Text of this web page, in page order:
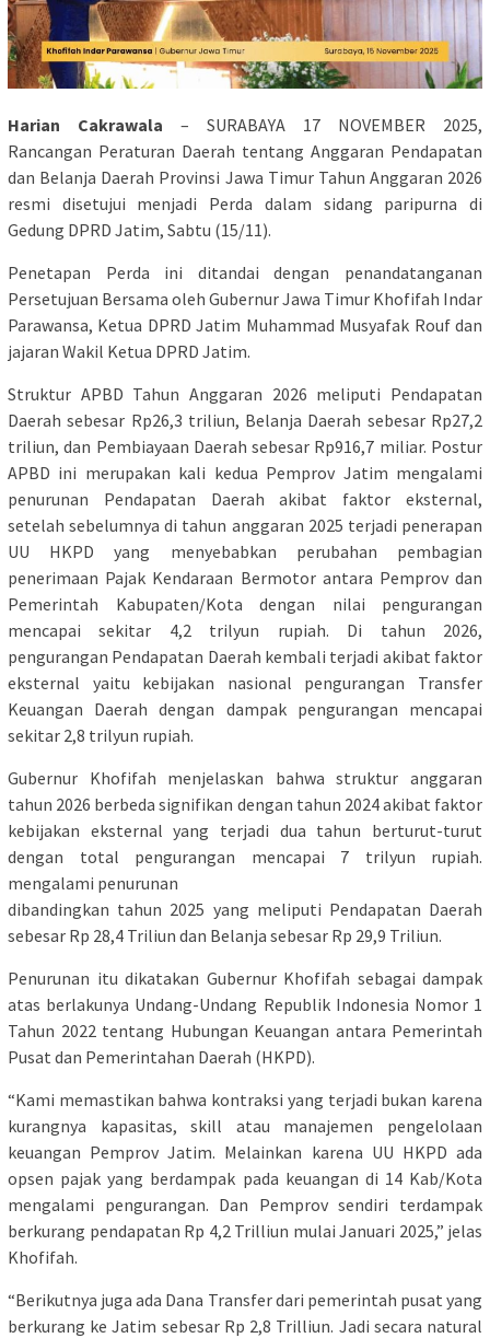
Harian Cakrawala – SURABAYA 17 NOVEMBER 2025,
Rancangan Peraturan Daerah tentang Anggaran Pendapatan
dan Belanja Daerah Provinsi Jawa Timur Tahun Anggaran 2026
resmi disetujui menjadi Perda dalam sidang paripurna di
Gedung DPRD Jatim, Sabtu (15/11).
Penetapan Perda ini ditandai dengan penandatanganan
Persetujuan Bersama oleh Gubernur Jawa Timur Khofifah Indar
Parawansa, Ketua DPRD Jatim Muhammad Musyafak Rouf dan
jajaran Wakil Ketua DPRD Jatim.
Struktur APBD Tahun Anggaran 2026 meliputi Pendapatan
Daerah sebesar Rp26,3 triliun, Belanja Daerah sebesar Rp27,2
triliun, dan Pembiayaan Daerah sebesar Rp916,7 miliar. Postur
APBD ini merupakan kali kedua Pemprov Jatim mengalami
penurunan Pendapatan Daerah akibat faktor eksternal,
setelah sebelumnya di tahun anggaran 2025 terjadi penerapan
UU HKPD yang menyebabkan perubahan pembagian
penerimaan Pajak Kendaraan Bermotor antara Pemprov dan
Pemerintah Kabupaten/Kota dengan nilai pengurangan
mencapai sekitar 4,2 trilyun rupiah. Di tahun 2026,
pengurangan Pendapatan Daerah kembali terjadi akibat faktor
eksternal yaitu kebijakan nasional pengurangan Transfer
Keuangan Daerah dengan dampak pengurangan mencapai
sekitar 2,8 trilyun rupiah.
Gubernur Khofifah menjelaskan bahwa struktur anggaran
tahun 2026 berbeda signifikan dengan tahun 2024 akibat faktor
kebijakan eksternal yang terjadi dua tahun berturut-turut
dengan total pengurangan mencapai 7 trilyun rupiah.
mengalami penurunan
dibandingkan tahun 2025 yang meliputi Pendapatan Daerah
sebesar Rp 28,4 Triliun dan Belanja sebesar Rp 29,9 Triliun.
Penurunan itu dikatakan Gubernur Khofifah sebagai dampak
atas berlakunya Undang-Undang Republik Indonesia Nomor 1
Tahun 2022 tentang Hubungan Keuangan antara Pemerintah
Pusat dan Pemerintahan Daerah (HKPD).
“Kami memastikan bahwa kontraksi yang terjadi bukan karena
kurangnya kapasitas, skill atau manajemen pengelolaan
keuangan Pemprov Jatim. Melainkan karena UU HKPD ada
opsen pajak yang berdampak pada keuangan di 14 Kab/Kota
mengalami pengurangan. Dan Pemprov sendiri terdampak
berkurang pendapatan Rp 4,2 Trilliun mulai Januari 2025,” jelas
Khofifah.
“Berikutnya juga ada Dana Transfer dari pemerintah pusat yang
berkurang ke Jatim sebesar Rp 2,8 Trilliun. Jadi secara natural